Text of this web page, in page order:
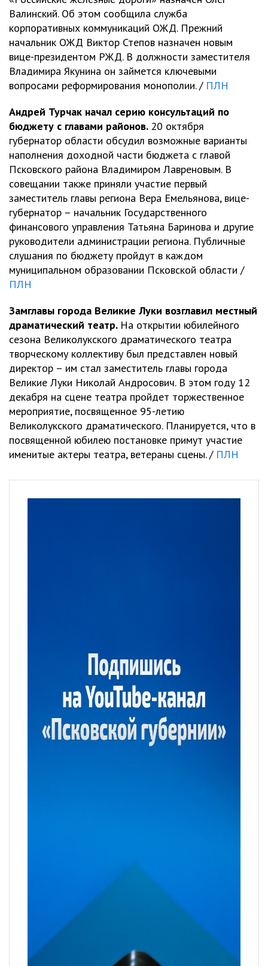
Валинский. Об этом сообщила служба
корпоративных коммуникаций ОЖД. Прежний
начальник ОЖД Виктор Степов назначен новым
вице-президентом РЖД. В должности заместителя
Владимира Якунина он займется ключевыми
вопросами реформирования монополии. / ПЛН
Андрей Турчак начал серию консультаций по
бюджету с главами районов. 20 октября
губернатор области обсудил возможные варианты
наполнения доходной части бюджета с главой
Псковского района Владимиром Лавреновым. В
совещании также приняли участие первый
заместитель главы региона Вера Емельянова, вице-
губернатор – начальник Государственного
финансового управления Татьяна Баринова и другие
руководители администрации региона. Публичные
слушания по бюджету пройдут в каждом
муниципальном образовании Псковской области /
ПЛН
Замглавы города Великие Луки возглавил местный
драматический театр. На открытии юбилейного
сезона Великолукского драматического театра
творческому коллективу был представлен новый
директор – им стал заместитель главы города
Великие Луки Николай Андросович. В этом году 12
декабря на сцене театра пройдет торжественное
мероприятие, посвященное 95-летию
Великолукского драматического. Планируется, что в
посвященной юбилею постановке примут участие
именитые актеры театра, ветераны сцены. / ПЛН